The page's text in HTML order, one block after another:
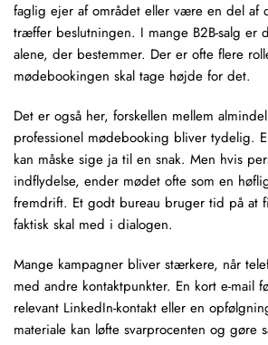
faglig ejer af området eller være en del af
træffer beslutningen. I mange B2B-salg er
alene, der bestemmer. Der er ofte flere
mødebookingen skal tage højde for det.
Det er også her, forskellen mellem
professionel mødebooking bliver tydelig.
kan måske sige ja til en snak. Men hvis
indflydelse, ender mødet ofte som en
fremdrift. Et godt bureau bruger tid på at
faktisk skal med i dialogen.
Mange kampagner bliver stærkere, når
med andre kontaktpunkter. En kort e-mail
relevant LinkedIn-kontakt eller en
materiale kan løfte svarprocenten og gøre